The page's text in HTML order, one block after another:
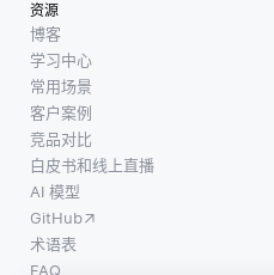
资源
博客
学习中心
常用场景
客户案例
竞品对比
白皮书和线上直播
AI 模型
GitHub
术语表
FAQ